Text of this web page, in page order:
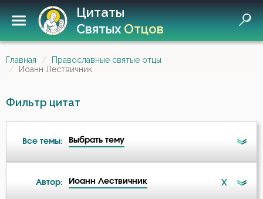
Цитаты
СвятыхОтцов
Главная
Православные святые отцы
Иоанн Лествичник
Фильтр цитат
Все темы: Выбрать тему
Автор: Иоанн Лествичник X